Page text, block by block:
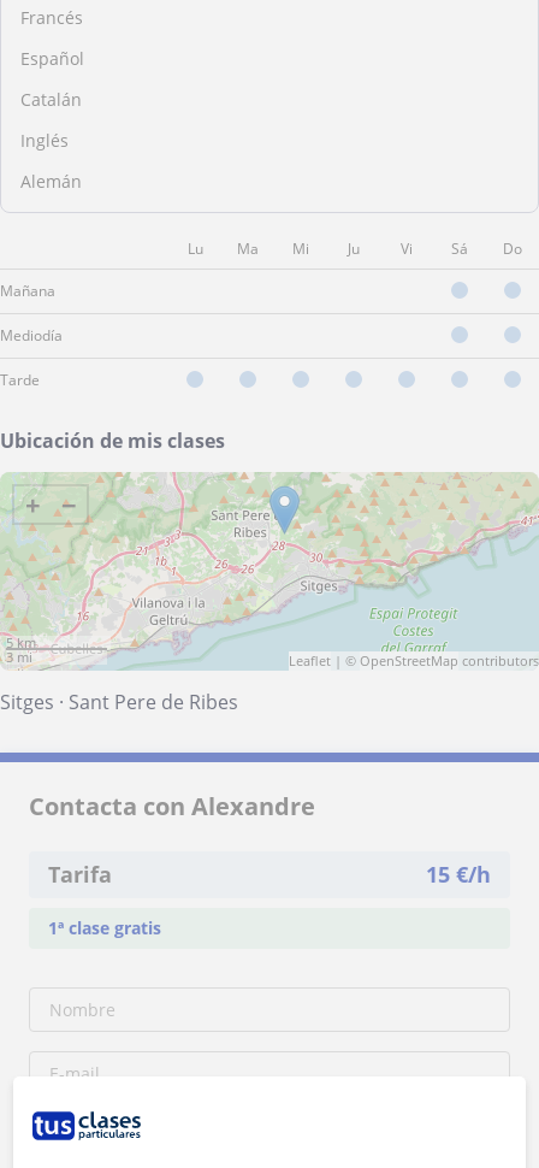
Francés
Español
Catalán
Inglés
Alemán
Lu Ma Mi Ju Vi Sá Do
Mañana
Mediodía
Tarde
Ubicación de mis clases
+ −
5 km
3 mi
Leaflet | © OpenStreetMap contributors
Sitges · Sant Pere de Ribes
Contacta con Alexandre
Tarifa 15 €/h
1ª clase gratis